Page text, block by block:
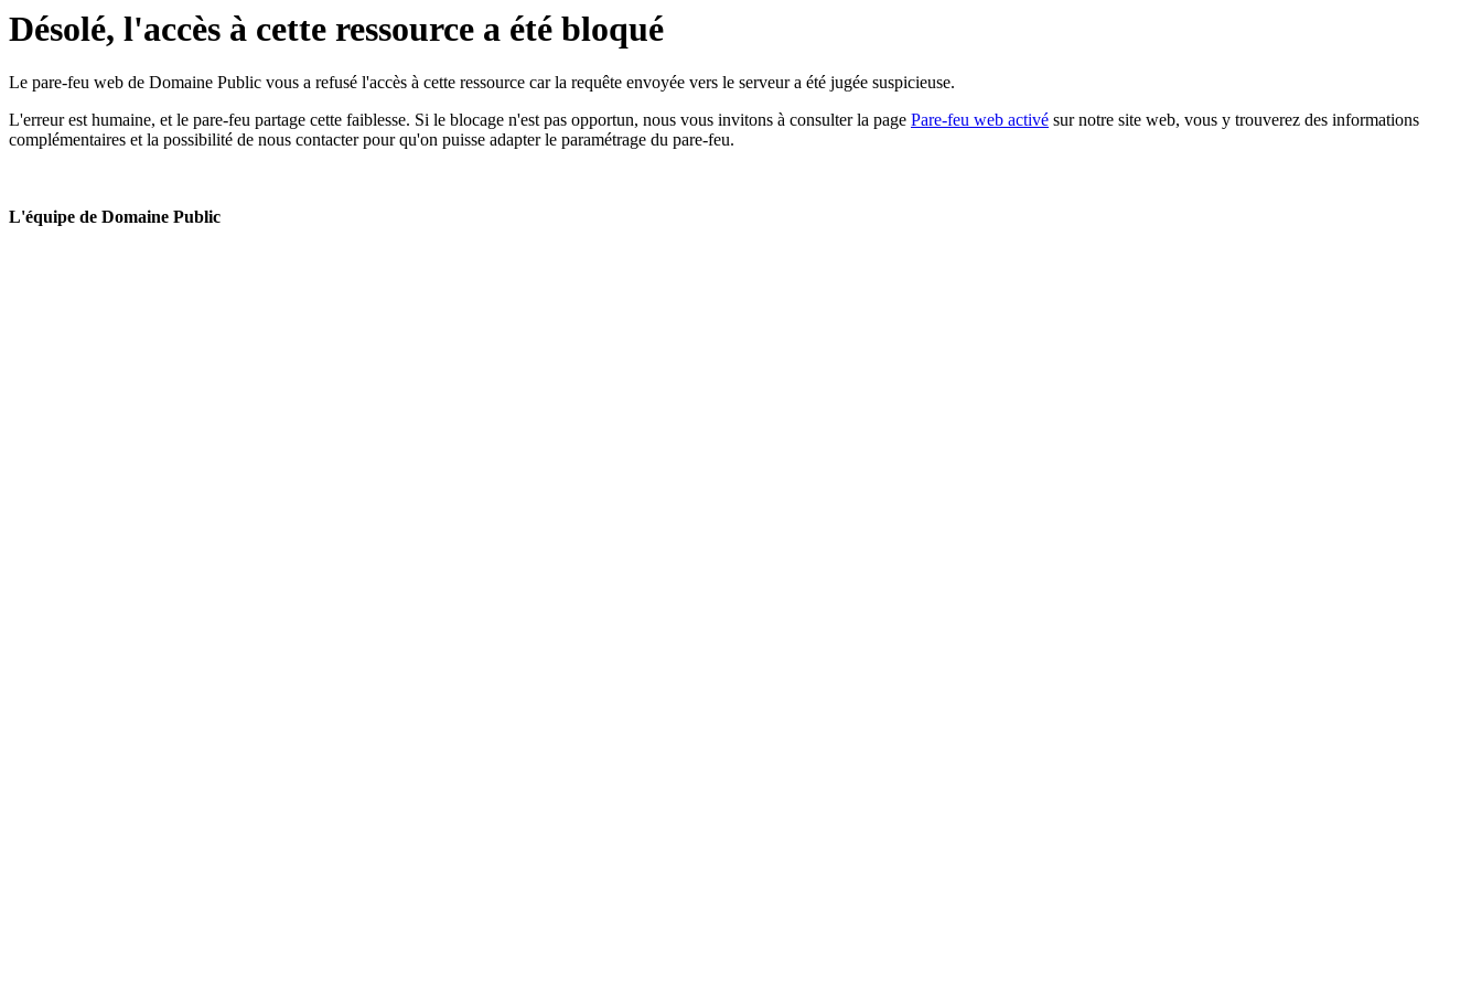
Désolé, l'accès à cette ressource a été bloqué
Le pare-feu web de Domaine Public vous a refusé l'accès à cette ressource car la requête envoyée vers le serveur a été jugée suspicieuse.
L'erreur est humaine, et le pare-feu partage cette faiblesse. Si le blocage n'est pas opportun, nous vous invitons à consulter la page Pare-feu web activé sur notre site web, vous y trouverez des informations
complémentaires et la possibilité de nous contacter pour qu'on puisse adapter le paramétrage du pare-feu.
L'équipe de Domaine Public